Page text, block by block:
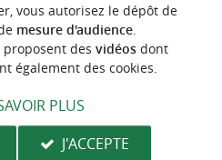
vous autorisez le dépôt de
mesure d'audience.
des vidéosdont
également des cookies.
PLUS
J'ACCEPTE